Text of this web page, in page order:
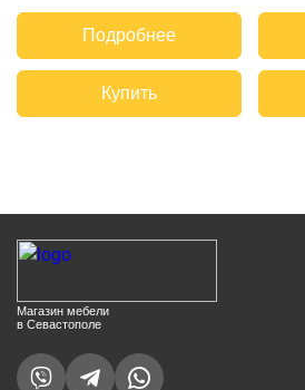
Подробнее
Купить
Магазин мебели
в Севастополе